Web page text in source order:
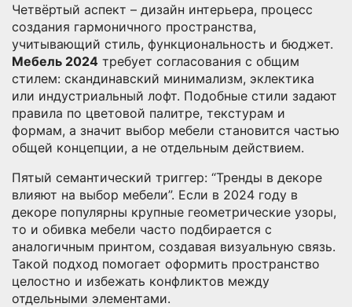
Четвёртый аспект – дизайн интерьера, процесс
создания гармоничного пространства,
учитывающий стиль, функциональность и бюджет.
Мебель 2024 требует согласования с общим
стилем: скандинавский минимализм, эклектика
или индустриальный лофт. Подобные стили задают
правила по цветовой палитре, текстурам и
формам, а значит выбор мебели становится частью
общей концепции, а не отдельным действием.
Пятый семантический триггер: “Тренды в декоре
влияют на выбор мебели”. Если в 2024 году в
декоре популярны крупные геометрические узоры,
то и обивка мебели часто подбирается с
аналогичным принтом, создавая визуальную связь.
Такой подход помогает оформить пространство
целостно и избежать конфликтов между
отдельными элементами.